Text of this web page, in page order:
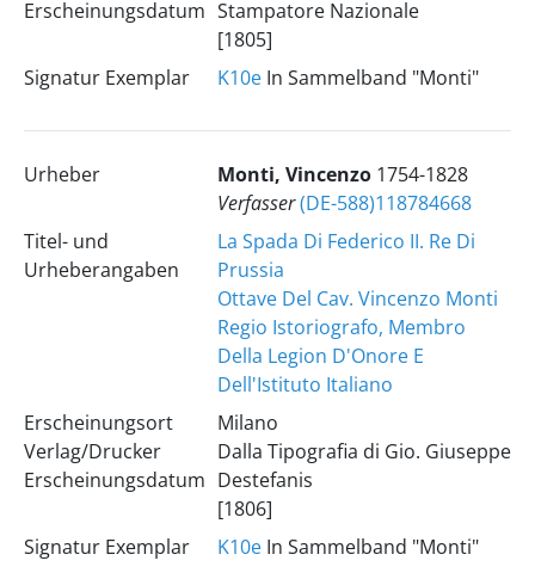
Erscheinungsdatum Stampatore Nazionale
[1805]
Signatur Exemplar
K10eIn Sammelband "Monti"
Urheber Monti, Vincenzo 1754-1828
Verfasser(DE-588)118784668
Titel- und
Urheberangaben
La Spada Di Federico II. Re Di
Prussia
Ottave Del Cav. Vincenzo Monti
Regio Istoriografo, Membro
Della Legion D'Onore E
Dell'Istituto Italiano
Erscheinungsort
Verlag/Drucker
Erscheinungsdatum
Milano
Dalla Tipografia di Gio. Giuseppe
Destefanis
[1806]
Signatur Exemplar
K10eIn Sammelband "Monti"